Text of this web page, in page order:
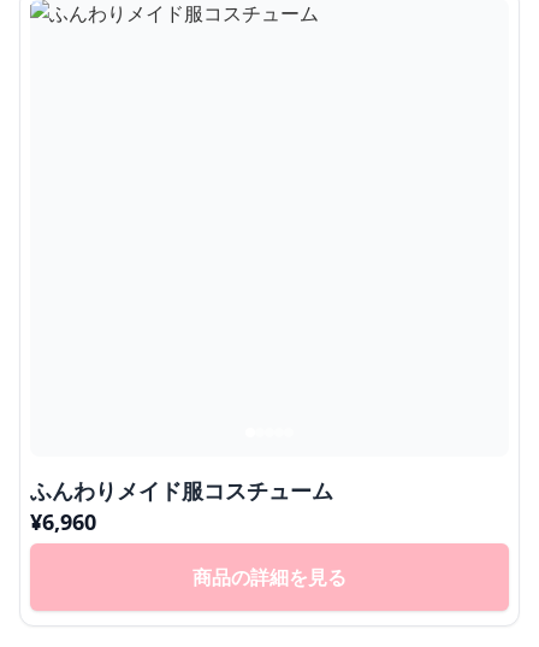
ふんわりメイド服コスチューム
¥6,960
商品の詳細を見る